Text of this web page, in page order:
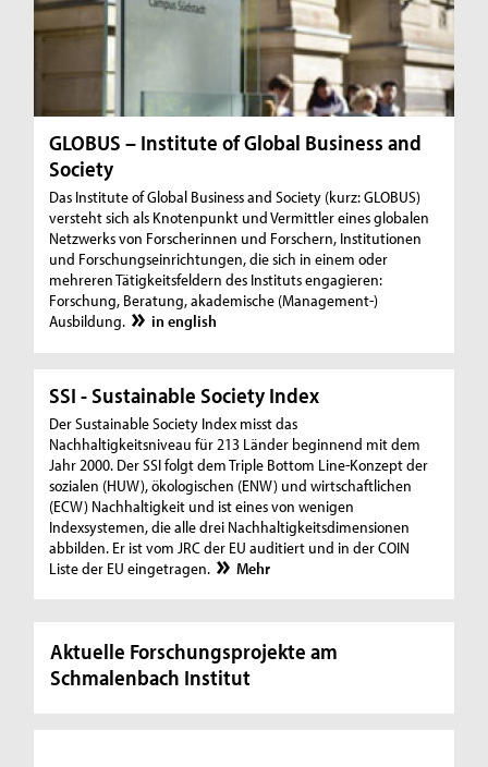
GLOBUS – Institute of Global Business and
Society
Das Institute of Global Business and Society (kurz: GLOBUS)
versteht sich als Knotenpunkt und Vermittler eines globalen
Netzwerks von Forscherinnen und Forschern, Institutionen
und Forschungseinrichtungen, die sich in einem oder
mehreren Tätigkeitsfeldern des Instituts engagieren:
Forschung, Beratung, akademische (Management-)
Ausbildung.
in english
SSI - Sustainable Society Index
Der Sustainable Society Index misst das
Nachhaltigkeitsniveau für 213 Länder beginnend mit dem
Jahr 2000. Der SSI folgt dem Triple Bottom Line-Konzept der
sozialen (HUW), ökologischen (ENW) und wirtschaftlichen
(ECW) Nachhaltigkeit und ist eines von wenigen
Indexsystemen, die alle drei Nachhaltigkeitsdimensionen
abbilden. Er ist vom JRC der EU auditiert und in der COIN
Liste der EU eingetragen.
Mehr
Aktuelle Forschungsprojekte am
Schmalenbach Institut